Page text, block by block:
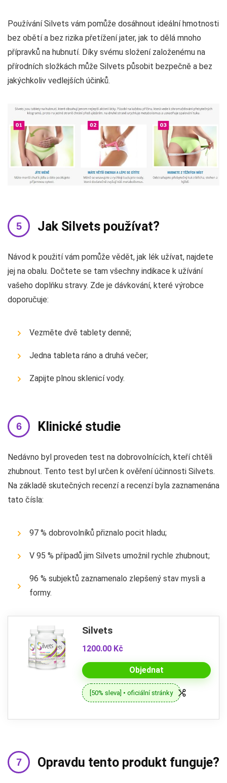
Používání Silvets vám pomůže dosáhnout ideální hmotnosti
bez obětí a bez rizika přetížení jater, jak to dělá mnoho
přípravků na hubnutí. Díky svému složení založenému na
přírodních složkách může Silvets působit bezpečně a bez
jakýchkoliv vedlejších účinků.
Jak Silvets používat?
Návod k použití vám pomůže vědět, jak lék užívat, najdete
jej na obalu. Dočtete se tam všechny indikace k užívání
vašeho doplňku stravy. Zde je dávkování, které výrobce
doporučuje:
Vezměte dvě tablety denně;
Jedna tableta ráno a druhá večer;
Zapijte plnou sklenicí vody.
Klinické studie
Nedávno byl proveden test na dobrovolnících, kteří chtěli
zhubnout. Tento test byl určen k ověření účinnosti Silvets.
Na základě skutečných recenzí a recenzí byla zaznamenána
tato čísla:
97 % dobrovolníků přiznalo pocit hladu;
V 95 % případů jim Silvets umožnil rychle zhubnout;
96 % subjektů zaznamenalo zlepšený stav mysli a
formy.
Silvets
1200.00 Kč
Objednat
[50% sleva] • oficiální stránky
Opravdu tento produkt funguje?